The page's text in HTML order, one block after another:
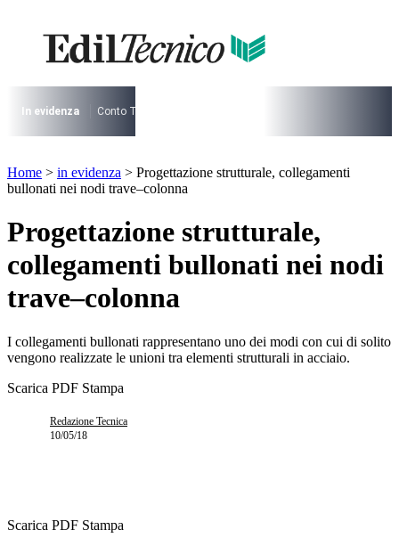
contenuto
I più cercati
Lorem ipsum dolor sit amet consectetur
Lorem ipsum dolor sit amet consectetur
In evidenza Conto Termico
I più cercati
Lorem ipsum dolor sit amet consectetur
Lorem ipsum dolor sit amet consectetur
Home > in evidenza > Progettazione strutturale, collegamenti
bullonati nei nodi trave–colonna
Progettazione strutturale,
collegamenti bullonati nei nodi
trave–colonna
I collegamenti bullonati rappresentano uno dei modi con cui di solito
vengono realizzate le unioni tra elementi strutturali in acciaio.
Scarica PDF Stampa
Redazione Tecnica
10/05/18
Scarica PDF Stampa